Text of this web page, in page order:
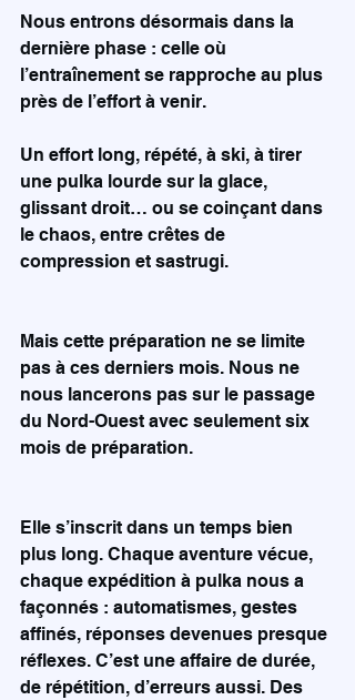
Nous entrons désormais dans la
dernière phase : celle où
l’entraînement se rapproche au plus
près de l’effort à venir.
Un effort long, répété, à ski, à tirer
une pulka lourde sur la glace,
glissant droit… ou se coinçant dans
le chaos, entre crêtes de
compression et sastrugi.
Mais cette préparation ne se limite
pas à ces derniers mois. Nous ne
nous lancerons pas sur le passage
du Nord-Ouest avec seulement six
mois de préparation.
Elle s’inscrit dans un temps bien
plus long. Chaque aventure vécue,
chaque expédition à pulka nous a
façonnés : automatismes, gestes
affinés, réponses devenues presque
réflexes. C’est une affaire de durée,
de répétition, d’erreurs aussi. Des